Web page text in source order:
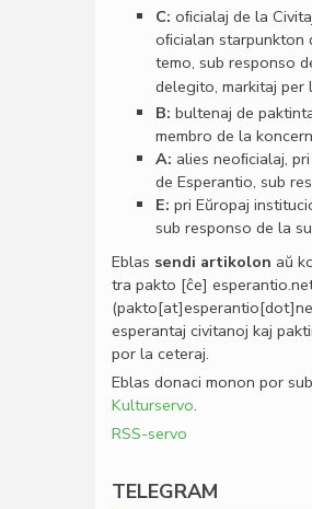
C: oﬁcialaj de la
oﬁcialan starpunkton
temo, sub responso
delegito, markitaj per
B: bultenaj de
membro de la
A: alies neoﬁcialaj,
de Esperantio, sub
E: pri Eŭropaj
sub responso de la
Eblas sendi artikolon aŭ
tra pakto [ĉe] esperantio.
esperantaj civitanoj kaj
por la ceteraj.
Eblas donaci monon por
Kulturservo.
RSS-servo
TELEGRAM